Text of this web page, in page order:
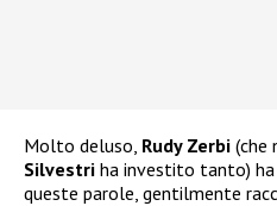
Molto deluso, Rudy Zerbi (che
Silvestri ha investito tanto)
queste parole, gentilmente